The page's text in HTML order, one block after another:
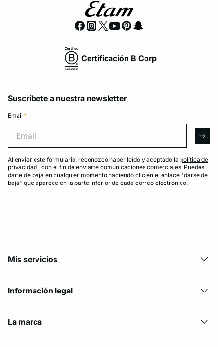
Certificación B Corp
Suscríbete a nuestra newsletter
Email *
Al enviar este formulario, reconozco haber leído y aceptado la política de
privacidad , con el fin de enviarte comunicaciones comerciales. Puedes
darte de baja en cualquier momento haciendo clic en el enlace "darse de
baja" que aparece en la parte inferior de cada correo electrónico.
Mis servicios
Información legal
La marca